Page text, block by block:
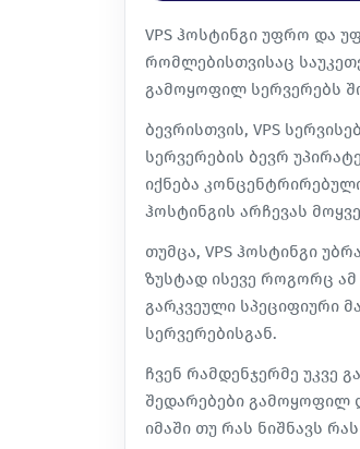
VPS ჰოსტინგი უფრო და
რომლებისთვისაც
გამოყოფილ სერვერებს
ბევრისთვის, VPS
სერვერების ბევრ
იქნება
ჰოსტინგის არჩევას
თუმცა, VPS ჰოსტინგი
ზუსტად ისევე როგორც
გარკვეული სპეციფიური
სერვერებისგან.
ჩვენ რამდენჯერმე უკვე
შედარებები გამოყოფილ
იმაში თუ რას ნიშნავს